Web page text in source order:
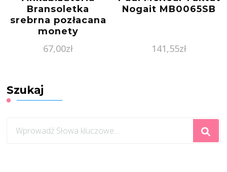
Bransoletka
srebrna pozłacana
monety
67,00zł
Nogait MB0065SB
141,55zł
Szukaj
czegoś?